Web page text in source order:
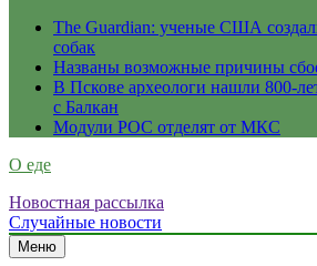
The Guardian: ученые США
собак
Названы возможные причины
В Пскове археологи нашли 800-
с Балкан
Модули РОС отделят от МКС
О еде
Новостная рассылка
Случайные новости
Меню